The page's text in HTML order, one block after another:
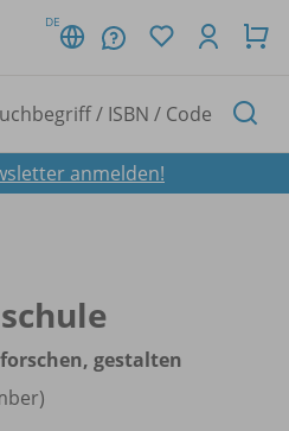
DE
anmelden!
gestalten